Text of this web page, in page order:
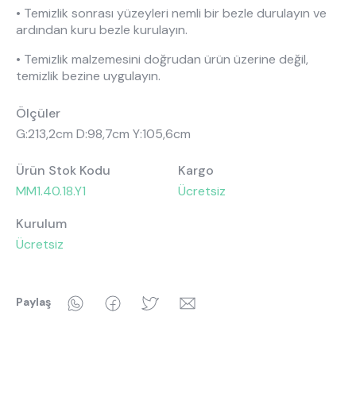
• Temizlik sonrası yüzeyleri nemli bir bezle durulayın ve
ardından kuru bezle kurulayın.
• Temizlik malzemesini doğrudan ürün üzerine değil,
temizlik bezine uygulayın.
Ölçüler
G:213,2cm D:98,7cm Y:105,6cm
Ürün Stok Kodu
MM1.40.18.Y1
Kargo
Ücretsiz
Kurulum
Ücretsiz
Paylaş WhatsAppFacebookTwitter